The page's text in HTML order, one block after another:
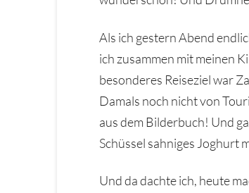
Als ich gestern Abend
ich zusammen mit meinen
besonderes Reiseziel war
Damals noch nicht von
aus dem Bilderbuch! Und
Schüssel sahniges Joghurt
Und da dachte ich, heute